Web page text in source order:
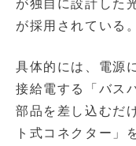
が独自に設計した
が採用されている。
具体的には、電源
接給電する「バス
部品を差し込むだ
ト式コネクター」